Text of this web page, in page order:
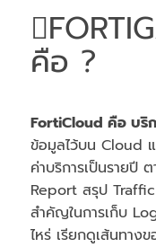
คือ ?
FortiCloud คือ บริ
ข้อมูลไว้บน Cloud
ค่าบริการเป็นรายปี
Report สรุป
สำคัญในการเก็บ
ไหร่ เรียกดูเส้นทาง